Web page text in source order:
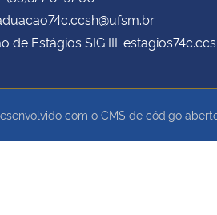
de Estágios SIG III:
com o CMS de código